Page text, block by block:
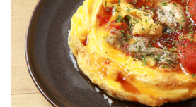
この仕事のおすすめポイント
経験豊富な料理人が、時には丁寧に、時
くれます。
将来はチームをまとめるリーダーや料理
身に付くスキル
包丁さばき 盛り付け技術 ワインの知識 ウイス
魚の知識
野菜の知識 チーズの知識 サービスマ
出店開業ノウハウ
店舗運営 メニュー開発 仕入
身に付くスキル
包丁さばき ワインの知識 ウイスキーの知識 肉
チーズの知識
サービスマナー テーブルマナー
仕入れ・食材の目利き
お店の採用担当者からのメッセ
学芸大学・都立大学エリアで、仲間とワ
人とのつながりを大切にできるお店で働